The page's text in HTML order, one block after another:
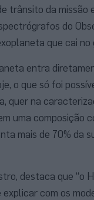
trânsito da
do
que cai
entra
o que só foi
quer na
uma composição
mais de 70% da
destaca que “o
com os